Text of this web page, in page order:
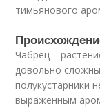
тимьянового
Чабрец –
довольно
полукустарники
выраженным